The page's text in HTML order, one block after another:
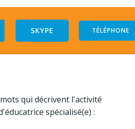
SKYPE TÉLÉPHONE
qui décrivent l'activité
spécialisé(e) :